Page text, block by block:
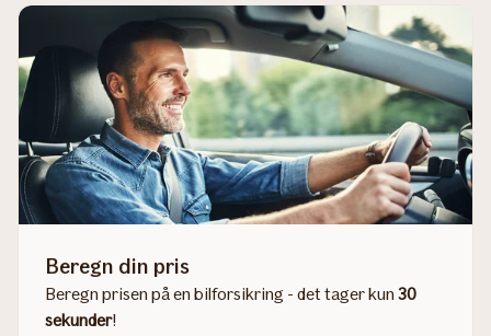
Beregn din pris
Beregn prisen på en bilforsikring - det tager kun 30
sekunder!